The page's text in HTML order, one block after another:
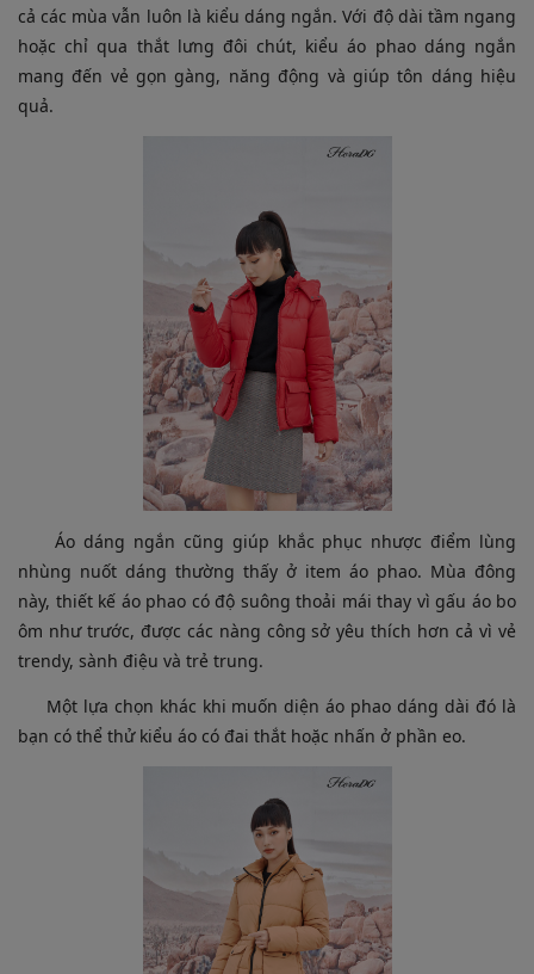
cả các mùa vẫn luôn là kiểu dáng ngắn. Với độ dài tầm ngang
hoặc chỉ qua thắt lưng đôi chút, kiểu áo phao dáng ngắn
mang đến vẻ gọn gàng, năng động và giúp tôn dáng hiệu
quả.
Áo dáng ngắn cũng giúp khắc phục nhược điểm lùng
nhùng nuốt dáng thường thấy ở item áo phao. Mùa đông
này, thiết kế áo phao có độ suông thoải mái thay vì gấu áo bo
ôm như trước, được các nàng công sở yêu thích hơn cả vì vẻ
trendy, sành điệu và trẻ trung.
Một lựa chọn khác khi muốn diện áo phao dáng dài đó là
bạn có thể thử kiểu áo có đai thắt hoặc nhấn ở phần eo.